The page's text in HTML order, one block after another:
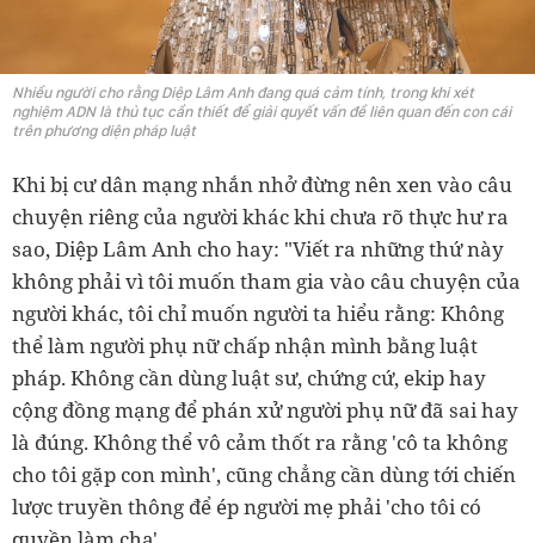
Nhiều người cho rằng Diệp Lâm Anh đang quá cảm tính, trong khi xét
nghiệm ADN là thủ tục cần thiết để giải quyết vấn đề liên quan đến con cái
trên phương diện pháp luật
Khi bị cư dân mạng nhắn nhở đừng nên xen vào câu
chuyện riêng của người khác khi chưa rõ thực hư ra
sao, Diệp Lâm Anh cho hay: "Viết ra những thứ này
không phải vì tôi muốn tham gia vào câu chuyện của
người khác, tôi chỉ muốn người ta hiểu rằng: Không
thể làm người phụ nữ chấp nhận mình bằng luật
pháp. Không cần dùng luật sư, chứng cứ, ekip hay
cộng đồng mạng để phán xử người phụ nữ đã sai hay
là đúng. Không thể vô cảm thốt ra rằng 'cô ta không
cho tôi gặp con mình', cũng chẳng cần dùng tới chiến
lược truyền thông để ép người mẹ phải 'cho tôi có